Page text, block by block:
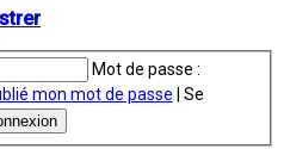
Mot de passe :
mon mot de passe
Se